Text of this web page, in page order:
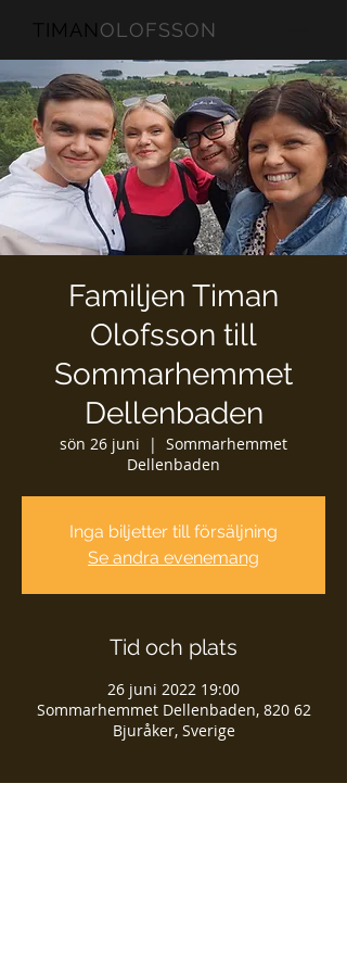
TIMANOLOFSSON
Familjen Timan
Olofsson till
Sommarhemmet
Dellenbaden
sön 26 juni
  |
Sommarhemmet
Dellenbaden
Inga biljetter till försäljning
Se andra evenemang
Tid och plats
26 juni 2022 19:00
Sommarhemmet Dellenbaden, 820 62
Bjuråker, Sverige